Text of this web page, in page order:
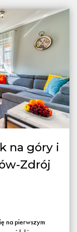
na góry i
Zdrój
na pierwszym